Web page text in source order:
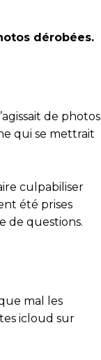
dérobées.
de photos
qui se mettrait
culpabiliser
été prises
de questions.
mal les
icloud sur